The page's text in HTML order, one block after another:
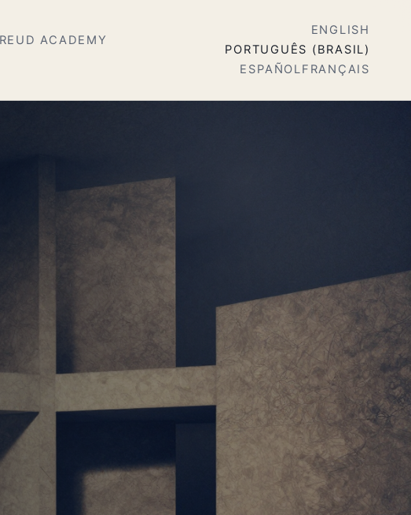
ACADEMY
ENGLISH
PORTUGUÊS (BRASIL)
ESPAÑOLFRANÇAIS